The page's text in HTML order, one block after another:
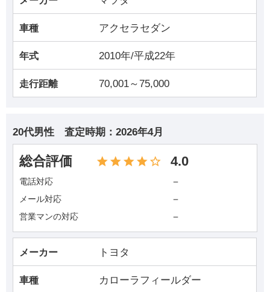
車種 アクセラセダン
年式 2010年/平成22年
走行距離 70,001～75,000
20代男性 査定時期： 2026年4月
総合評価 4.0
電話対応 －
メール対応 －
営業マンの対応 －
メーカー トヨタ
車種 カローラフィールダー